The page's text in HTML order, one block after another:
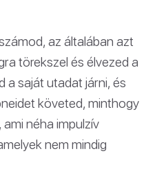
az általában azt
törekszel és élvezed a
a saját utadat járni, és
követed, minthogy
néha impulzív
nem mindig